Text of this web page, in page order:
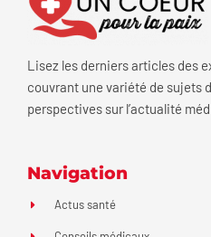
Lisez les derniers articles des
couvrant une variété de sujets
perspectives sur l’actualité
Navigation
Actus santé